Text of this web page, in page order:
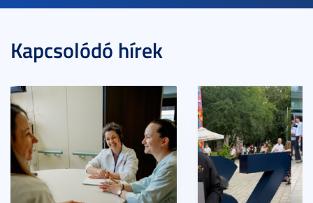
Kapcsolódó hírek